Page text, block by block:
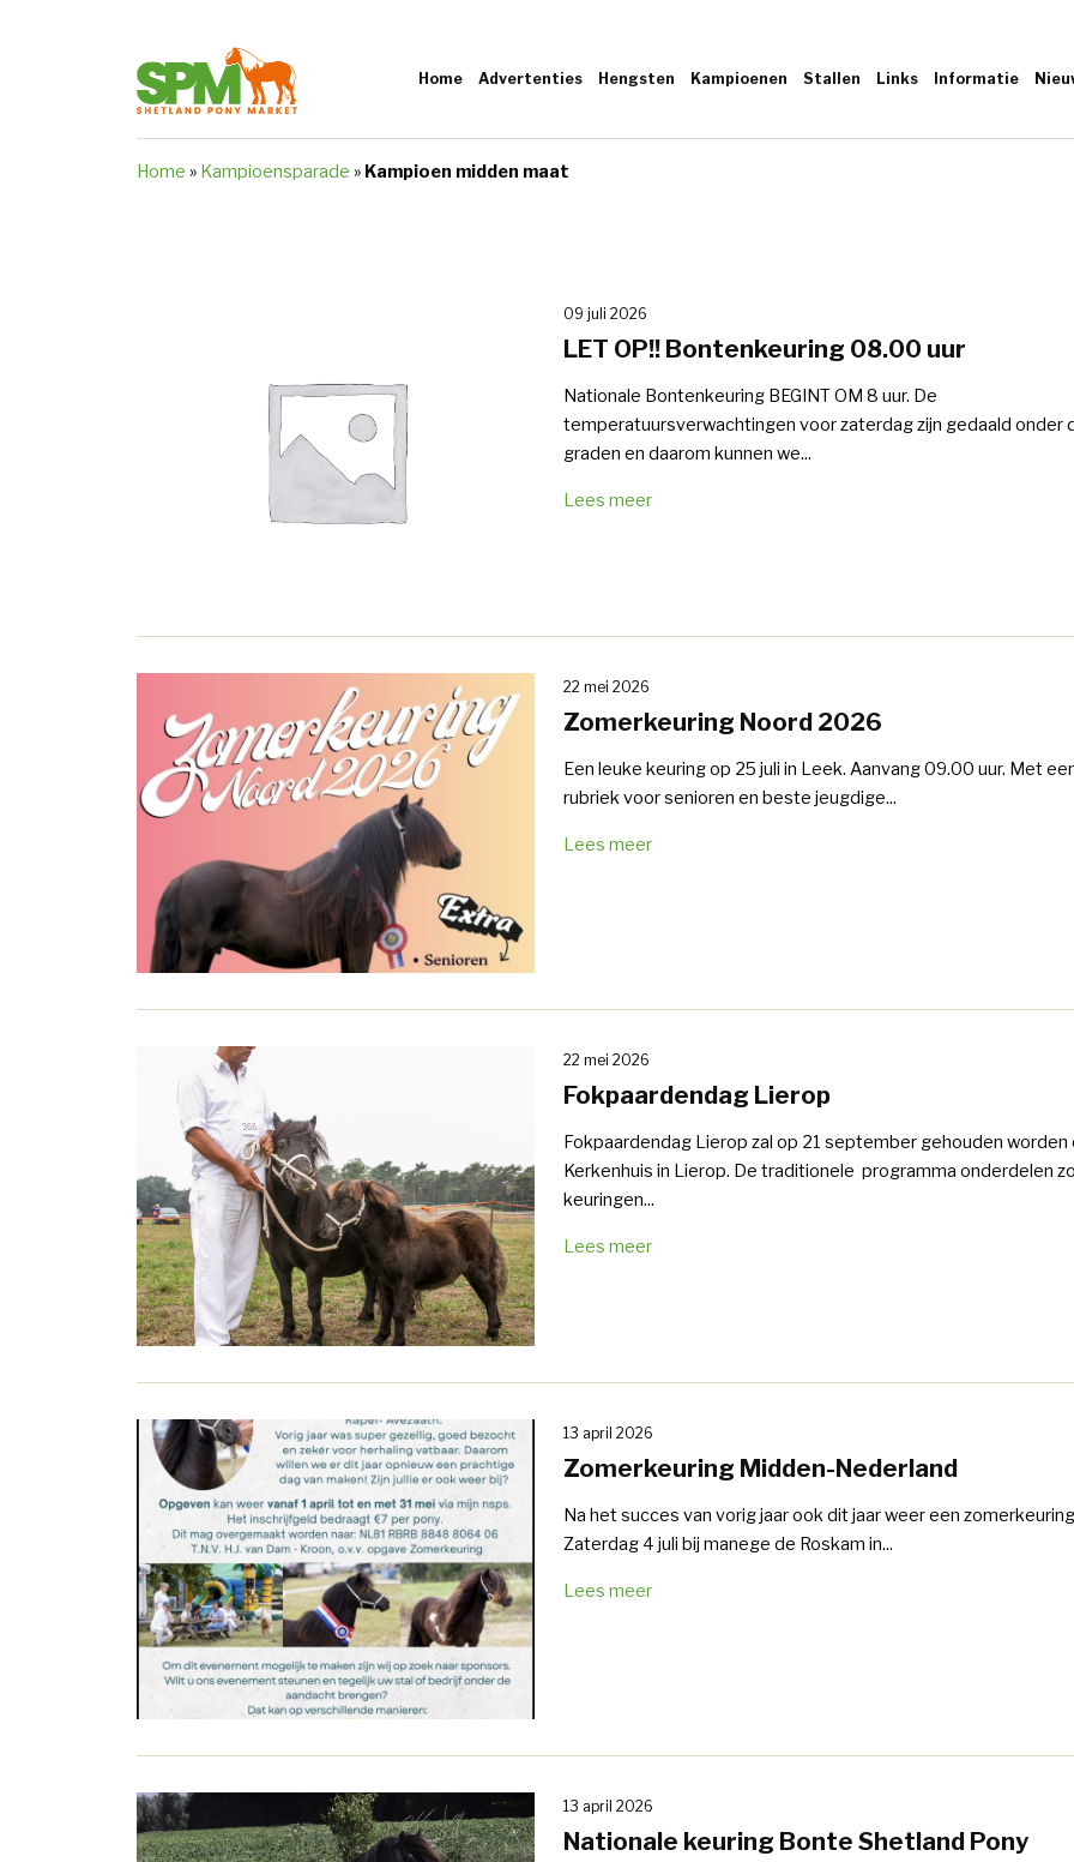
Home Advertenties Hengsten Kampioenen Stallen Links Informatie
Home » Kampioensparade » Kampioen midden maat
09 juli 2026
LET OP!! Bontenkeuring 08.00 uur
Nationale Bontenkeuring BEGINT OM 8 uur. De
temperatuursverwachtingen voor zaterdag zijn gedaald onder
graden en daarom kunnen we...
Lees meer
22 mei 2026
Zomerkeuring Noord 2026
Een leuke keuring op 25 juli in Leek. Aanvang 09.00 uur. Met
rubriek voor senioren en beste jeugdige...
Lees meer
22 mei 2026
Fokpaardendag Lierop
Fokpaardendag Lierop zal op 21 september gehouden worden
Kerkenhuis in Lierop. De traditionele programma onderdelen
keuringen...
Lees meer
13 april 2026
Zomerkeuring Midden-Nederland
Na het succes van vorig jaar ook dit jaar weer een
Zaterdag 4 juli bij manege de Roskam in...
Lees meer
13 april 2026
Nationale keuring Bonte Shetland Pony